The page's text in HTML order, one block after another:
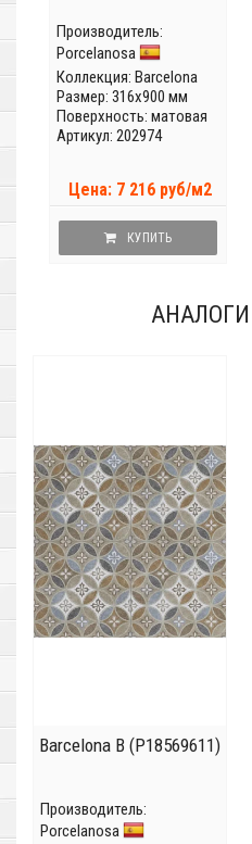
Производитель:
Porcelanosa
Коллекция: Barcelona
Размер: 316x900 мм
Поверхность: матовая
Артикул: 202974
Цена: 7 216 руб/м2
КУПИТЬ
Barcelona B (P18569611)
Производитель:
Porcelanosa